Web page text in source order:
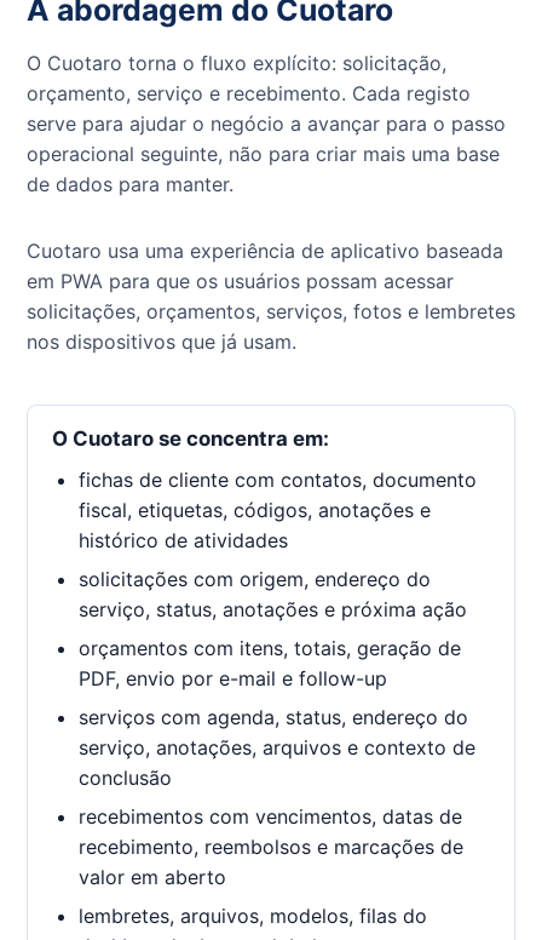
A abordagem do Cuotaro
O Cuotaro torna o fluxo explícito: solicitação,
orçamento, serviço e recebimento. Cada registo
serve para ajudar o negócio a avançar para o passo
operacional seguinte, não para criar mais uma base
de dados para manter.
Cuotaro usa uma experiência de aplicativo baseada
em PWA para que os usuários possam acessar
solicitações, orçamentos, serviços, fotos e lembretes
nos dispositivos que já usam.
O Cuotaro se concentra em:
fichas de cliente com contatos, documento
fiscal, etiquetas, códigos, anotações e
histórico de atividades
solicitações com origem, endereço do
serviço, status, anotações e próxima ação
orçamentos com itens, totais, geração de
PDF, envio por e-mail e follow-up
serviços com agenda, status, endereço do
serviço, anotações, arquivos e contexto de
conclusão
recebimentos com vencimentos, datas de
recebimento, reembolsos e marcações de
valor em aberto
lembretes, arquivos, modelos, filas do